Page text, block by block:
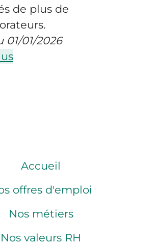
de plus de
01/01/2026
Accueil
offres d'emploi
Nos métiers
Nos valeurs RH